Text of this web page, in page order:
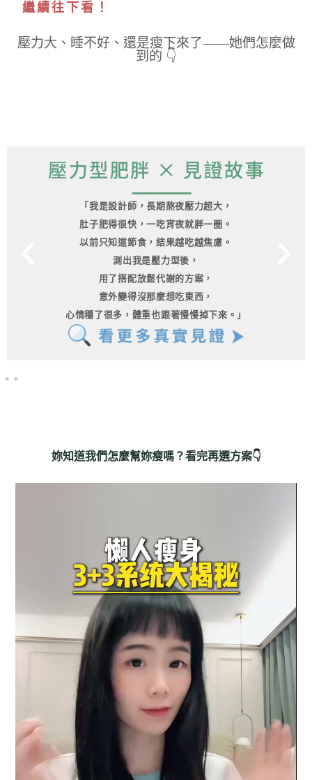
繼續往下看！
壓力大、睡不好、還是瘦下來了——她們怎麼做
到的 👇
「我是設計師，長期熬夜壓力超大，
肚子肥得很快，一吃宵夜就胖一圈。
以前只知道節食，結果越吃越焦慮。
測出我是壓力型後，
用了搭配放鬆代謝的方案，
意外變得沒那麼想吃東西，
心情穩了很多，體重也跟著慢慢掉下來。」
妳知道我們怎麼幫妳瘦嗎？看完再選方案👇